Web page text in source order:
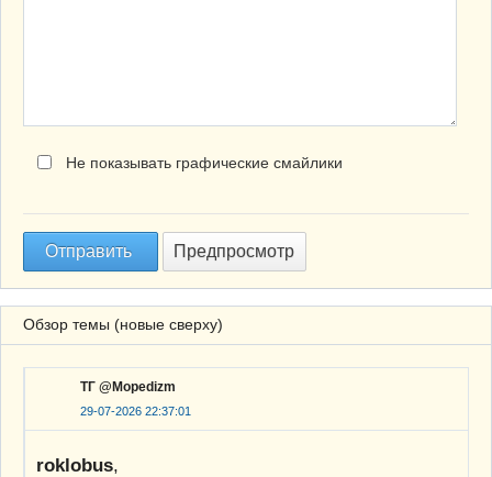
Не показывать графические смайлики
Обзор темы (новые сверху)
ТГ @Mopedizm
29-07-2026 22:37:01
roklobus,